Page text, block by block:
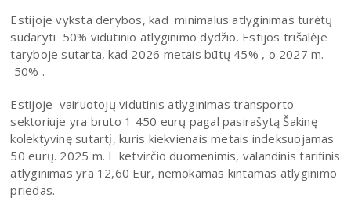
Estijoje vyksta derybos, kad minimalus atlyginimas turėtų
sudaryti 50% vidutinio atlyginimo dydžio. Estijos trišalėje
taryboje sutarta, kad 2026 metais būtų 45% , o 2027 m. –
50% .
Estijoje vairuotojų vidutinis atlyginimas transporto
sektoriuje yra bruto 1 450 eurų pagal pasirašytą Šakinę
kolektyvinę sutartį, kuris kiekvienais metais indeksuojamas
50 eurų. 2025 m. I ketvirčio duomenimis, valandinis tarifinis
atlyginimas yra 12,60 Eur, nemokamas kintamas atlyginimo
priedas.